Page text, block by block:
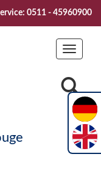
Vive la
0511 - 45960900
Toggle